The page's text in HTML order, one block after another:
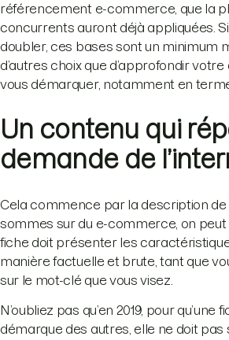
référencement e-commerce, que la
concurrents auront déjà appliquées.
doubler, ces bases sont un minimum
d’autres choix que d’approfondir
vous démarquer, notamment en
Un contenu qui
demande de
Cela commence par la description
sommes sur du e-commerce, on
fiche doit présenter les
manière factuelle et brute, tant que
sur le mot-clé que vous visez.
N’oubliez pas qu’en 2019, pour qu’une
démarque des autres, elle ne doit pas